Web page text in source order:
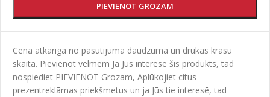
PIEVIENOT GROZAM
Cena atkarīga no pasūtījuma daudzuma un drukas krāsu
skaita. Pievienot vēlmēm Ja Jūs interesē šis produkts, tad
nospiediet PIEVIENOT Grozam, Aplūkojiet citus
prezentreklāmas priekšmetus un ja Jūs tie interesē, tad